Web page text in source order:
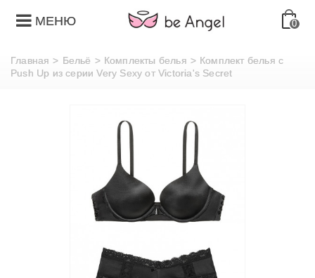
МЕНЮ 0
Главная > Бельё > Комплекты белья > Комплект белья с
Push Up из серии Very Sexy от Victoria's Secret